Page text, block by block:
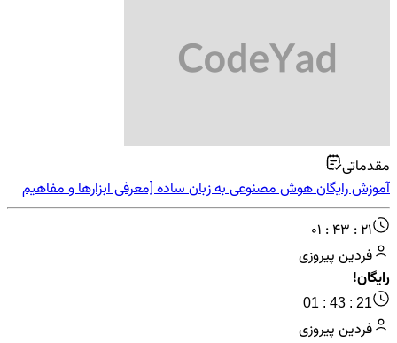
مقدماتی
آموزش رایگان هوش مصنوعی به زبان ساده [معرفی ابزارها و مفاهیم
هوش مصنوعی]
01 : 43 : 21
فردین پیروزی
رایگان!
01 : 43 : 21
فردین پیروزی